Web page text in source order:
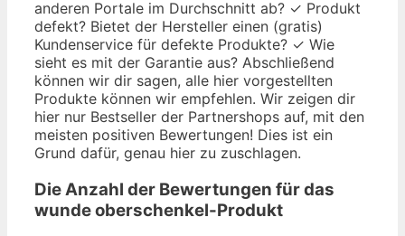
anderen Portale im Durchschnitt ab? ✓ Produkt
defekt? Bietet der Hersteller einen (gratis)
Kundenservice für defekte Produkte? ✓ Wie
sieht es mit der Garantie aus? Abschließend
können wir dir sagen, alle hier vorgestellten
Produkte können wir empfehlen. Wir zeigen dir
hier nur Bestseller der Partnershops auf, mit den
meisten positiven Bewertungen! Dies ist ein
Grund dafür, genau hier zu zuschlagen.
Die Anzahl der Bewertungen für das
wunde oberschenkel-Produkt